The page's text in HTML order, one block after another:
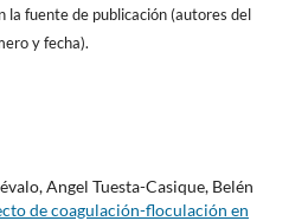
la fuente de publicación (autores del
y fecha).
Angel Tuesta-Casique, Belén
de coagulación-floculación en